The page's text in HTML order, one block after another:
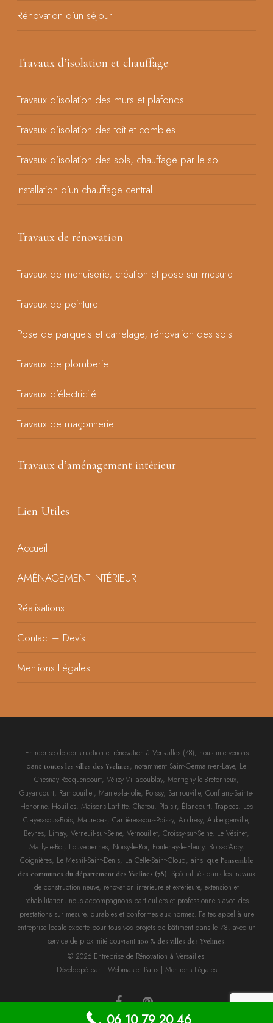
Rénovation d’un séjour
Travaux d’isolation et chauffage
Travaux d’isolation des murs et plafonds
Travaux d’isolation des toit et combles
Travaux d’isolation des sols, chauffage par le sol
Installation d’un chauffage central
Travaux de rénovation
Travaux de menuiserie, création et pose sur mesure
Travaux de peinture
Pose de parquets et carrelage, rénovation des sols
Travaux de plomberie
Travaux d’électricité
Travaux de maçonnerie
Travaux d’aménagement intérieur
Lien Utiles
Accueil
AMÉNAGEMENT INTÉRIEUR
Réalisations
Contact – Devis
Mentions Légales
Entreprise de construction et rénovation à Versailles (78), nous intervenons
dans toutes les villes des Yvelines, notamment Saint-Germain-en-Laye, Le
Chesnay-Rocquencourt, Vélizy-Villacoublay, Montigny-le-Bretonneux,
Guyancourt, Rambouillet, Mantes-la-Jolie, Poissy, Sartrouville, Conflans-Sainte-
Honorine, Houilles, Maisons-Laffitte, Chatou, Plaisir, Élancourt, Trappes, Les
Clayes-sous-Bois, Maurepas, Carrières-sous-Poissy, Andrésy, Aubergenville,
Beynes, Limay, Verneuil-sur-Seine, Vernouillet, Croissy-sur-Seine, Le Vésinet,
Marly-le-Roi, Louveciennes, Noisy-le-Roi, Fontenay-le-Fleury, Bois-d’Arcy,
Coignières, Le Mesnil-Saint-Denis, La Celle-Saint-Cloud, ainsi que l’ensemble
des communes du département des Yvelines (78). Spécialisés dans les travaux
de construction neuve, rénovation intérieure et extérieure, extension et
réhabilitation, nous accompagnons particuliers et professionnels avec des
prestations sur mesure, durables et conformes aux normes. Faites appel à une
entreprise locale experte pour tous vos projets de bâtiment dans le 78, avec un
service de proximité couvrant 100 % des villes des Yvelines.
© 2026 Entreprise de Rénovation à Versailles.
Développé par : Webmaster Paris| Mentions Légales
facebookpinterest